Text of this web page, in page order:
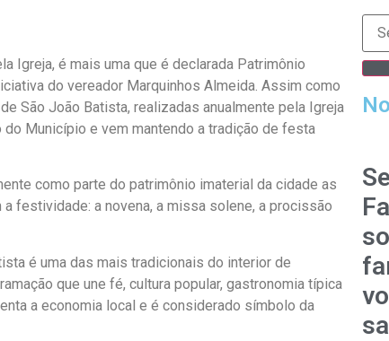
Igreja, é mais uma que é declarada Patrimônio
do vereador Marquinhos Almeida. Assim como
São João Batista, realizadas anualmente pela Igreja
Município e vem mantendo a tradição de festa
como parte do patrimônio imaterial da cidade as
festividade: a novena, a missa solene, a procissão
é uma das mais tradicionais do interior de
que une fé, cultura popular, gastronomia típica
a economia local e é considerado símbolo da